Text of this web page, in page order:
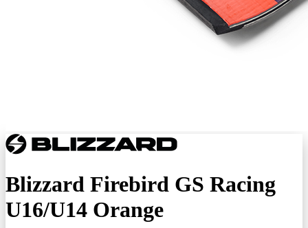
Blizzard Firebird GS Racing
U16/U14 Orange